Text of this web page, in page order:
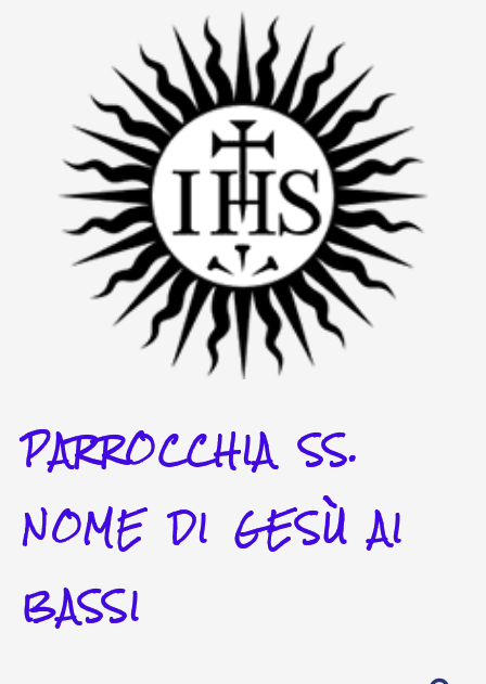
PARROCCHIA SS.
NOME DI GESÙ AI
BASSI